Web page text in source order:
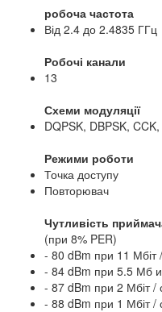
робоча частота
Від 2.4 до 2.4835 ГГц
Робочі канали
13
Схеми модуляції
DQPSK, DBPSK,
Режими роботи
Точка доступу
Повторювач
Чутливість
(при 8% PER)
- 80 dBm при 11 Мбіт
- 84 dBm при 5.5 Мб
- 87 dBm при 2 Мбіт /
- 88 dBm при 1 Мбіт /